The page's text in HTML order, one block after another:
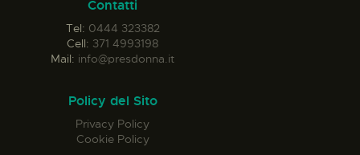
Contatti
Tel: 0444 323382
Cell: 371 4993198
Mail: info@presdonna.it
Policy del Sito
Privacy Policy
Cookie Policy